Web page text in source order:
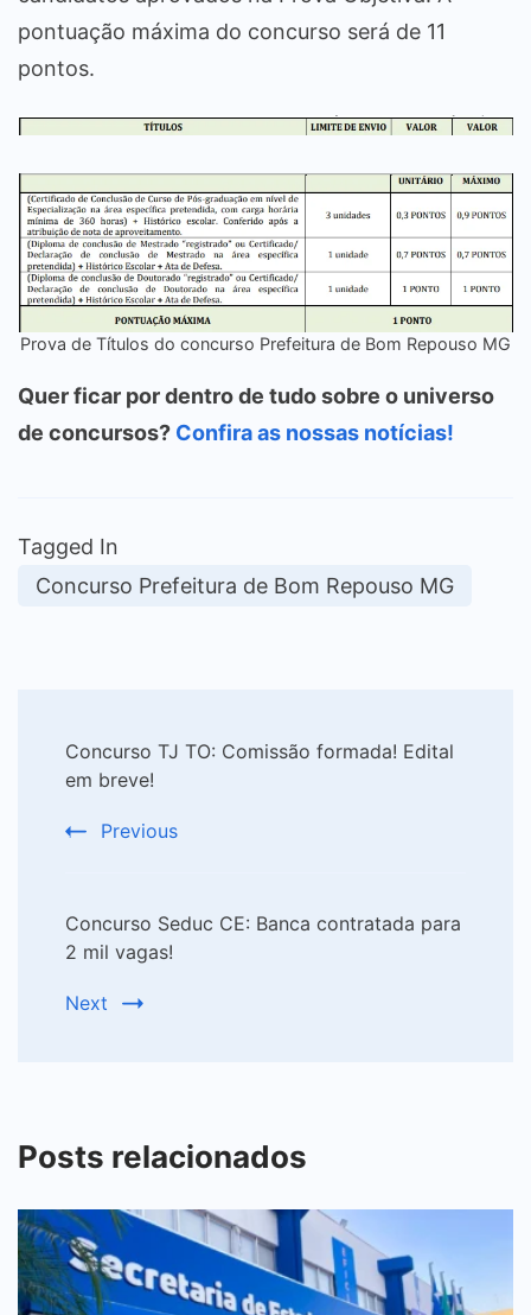
pontuação máxima do concurso será de 11
pontos.
Prova de Títulos do concurso Prefeitura de Bom Repouso MG
Quer ficar por dentro de tudo sobre o universo
de concursos? Confira as nossas notícias!
Tagged In
Concurso Prefeitura de Bom Repouso MG
Navigation
Concurso TJ TO: Comissão formada! Edital
em breve!
Previous
Concurso Seduc CE: Banca contratada para
2 mil vagas!
Next
Posts relacionados